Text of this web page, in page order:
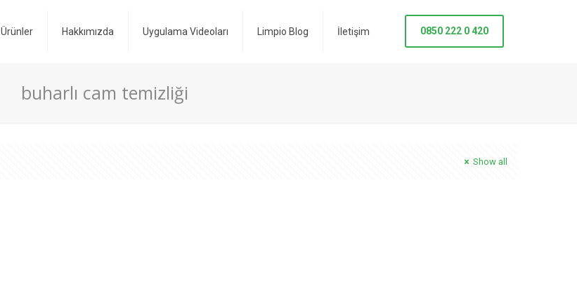
Ürünler Hakkımızda Uygulama Videoları Limpio Blog İletişim 0850 222 0 420
buharlı cam temizliği
Show all